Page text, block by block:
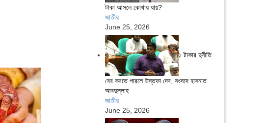
টাকা আসলে কোথায় যায়?
জাতীয়
June 25, 2026
১ টাকার দুর্নীতি
বের করতে পারলে ইস্তফা দেব, সংসদে হাসনাত
আবদুল্লাহ
জাতীয়
June 25, 2026